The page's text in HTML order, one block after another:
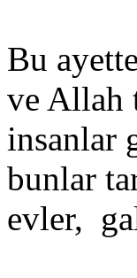
Bu
ve Allah
insanlar
bunlar
evler,